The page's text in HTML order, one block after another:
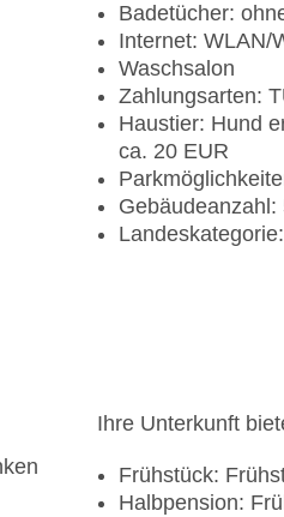
Badetücher:
Internet: WLAN/
Waschsalon
Zahlungsarten:
Haustier: Hund
ca. 20 EUR
Ihre Unterkunft
Frühstück:
Halbpension: